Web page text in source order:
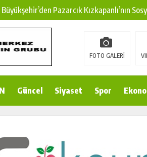
Büyükşehir’den Pazarcık Kızkapanlı’nın
Büyükşehir’den Pazarcık Kırsalına Modern
Çin’den KSÜ’ye Uluslararası Başarı:
Gençler Pusula Maraş Kampında Yeni
İlçe Jandarma Komutanı Karakaya’dan
FOTO GALERİ
Güncel Siyaset Spor